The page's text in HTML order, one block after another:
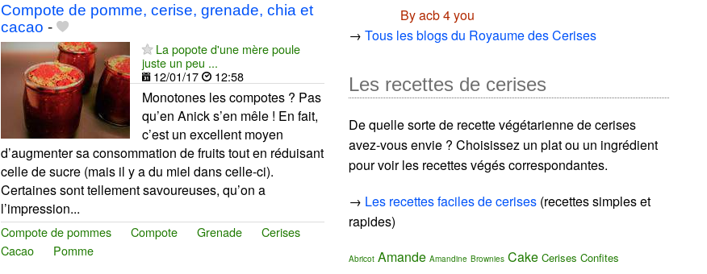
Compote de pomme, cerise, grenade, chia et
cacao -
La popote d'une mère poule
juste un peu ...
12/01/17
12:58
Monotones les compotes ? Pas
qu’en Anick s’en mêle ! En fait,
c’est un excellent moyen
d’augmenter sa consommation de fruits tout en réduisant
celle de sucre (mais il y a du miel dans celle-ci).
Certaines sont tellement savoureuses, qu’on a
l’impression...
Compote de pommes Compote Grenade
Cerises
Cacao
Pomme
By acb 4 you
→Tous les blogs du Royaume des Cerises
Les recettes de cerises
De quelle sorte de recette végétarienne de cerises
avez-vous envie ? Choisissez un plat ou un ingrédient
pour voir les recettes végés correspondantes.
→ Les recettes faciles de cerises (recettes simples et
rapides)
Abricot Amande Amandine Brownies Cake Cerises Confites